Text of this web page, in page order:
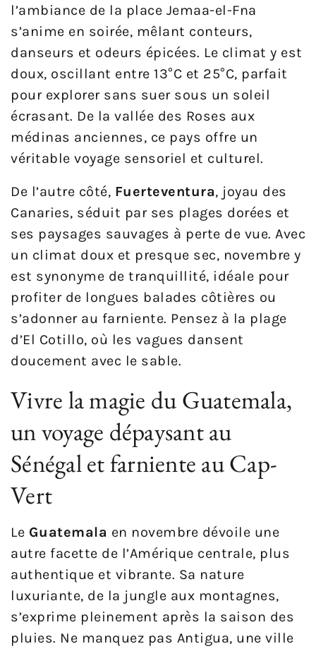
l’ambiance de la place Jemaa-el-Fna
s’anime en soirée, mêlant conteurs,
danseurs et odeurs épicées. Le climat y est
doux, oscillant entre 13°C et 25°C, parfait
pour explorer sans suer sous un soleil
écrasant. De la vallée des Roses aux
médinas anciennes, ce pays offre un
véritable voyage sensoriel et culturel.
De l’autre côté, Fuerteventura, joyau des
Canaries, séduit par ses plages dorées et
ses paysages sauvages à perte de vue. Avec
un climat doux et presque sec, novembre y
est synonyme de tranquillité, idéale pour
profiter de longues balades côtières ou
s’adonner au farniente. Pensez à la plage
d’El Cotillo, où les vagues dansent
doucement avec le sable.
Vivre la magie du Guatemala,
un voyage dépaysant au
Sénégal et farniente au Cap-
Vert
Le Guatemala en novembre dévoile une
autre facette de l’Amérique centrale, plus
authentique et vibrante. Sa nature
luxuriante, de la jungle aux montagnes,
s’exprime pleinement après la saison des
pluies. Ne manquez pas Antigua, une ville